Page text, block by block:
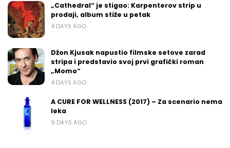
„Cathedral“ je stigao: Karpenterov strip u
prodaji, album stiže u petak
4 DAYS AGO
Džon Kjusak napustio filmske setove zarad
stripa i predstavio svoj prvi grafički roman
„Momo“
4 DAYS AGO
A CURE FOR WELLNESS (2017) – Za scenario nema
leka
9 DAYS AGO